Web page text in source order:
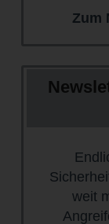
Zum
weit